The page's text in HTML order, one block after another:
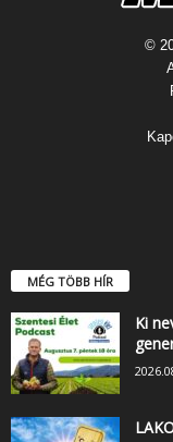
©
MÉG TÖBB HÍR
Ki